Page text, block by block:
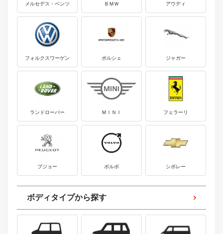
メルセデス・ベンツ ＢＭＷ アウディ
フォルクスワーゲン ポルシェ ジャガー
ランドローバー ＭＩＮＩ フェラーリ
プジョー ボルボ シボレー
ボディタイプから探す